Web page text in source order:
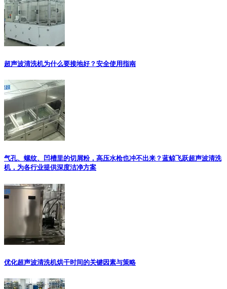
超声波清洗机为什么要接地好？安全使用指南
气孔、螺纹、凹槽里的切屑粉，高压水枪也冲不出来？蓝鲸飞跃超声波清洗
机，为各行业提供深度洁净方案
优化超声波清洗机烘干时间的关键因素与策略